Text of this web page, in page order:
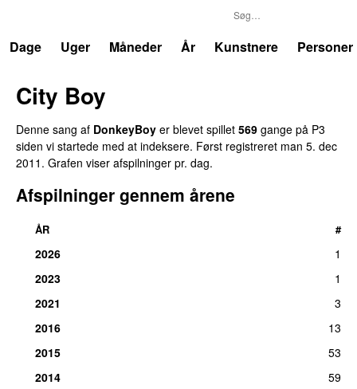
Dage
Uger Måneder År Kunstnere Personer
City Boy
Denne sang af DonkeyBoy er blevet spillet 569 gange på P3
siden vi startede med at indeksere. Først registreret man 5. dec
2011 . Grafen viser afspilninger pr. dag.
Afspilninger gennem årene
ÅR #
2026
1
2023
1
2021
3
2016
13
2015
53
2014
59